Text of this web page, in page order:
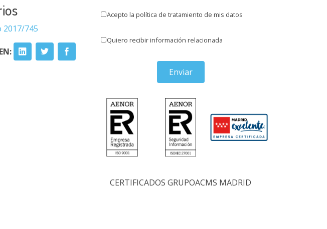
2017/745
Acepto la política de tratamiento de mis datos
Quiero recibir información relacionada
Enviar
CERTIFICADOS GRUPOACMS MADRID